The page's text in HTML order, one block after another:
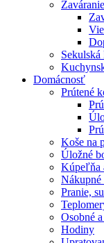
Zaváranie
Sekulská
Domácnosť
Prútené
Koše na
Úložné
Kúpeľňa
Nákupné
Pranie,
Osobné
Hodiny